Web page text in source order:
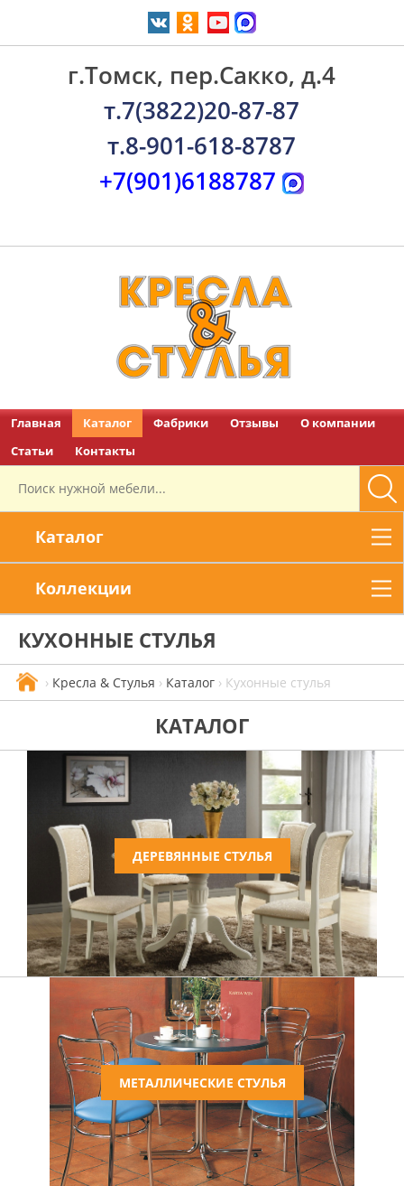
г.Томск, пер.Сакко, д.4
т.7(3822)20-87-87
т.8-901-618-8787
+7(901)6188787
Главная Каталог Фабрики Отзывы
О компании
Статьи
Контакты
Каталог
Коллекции
КУХОННЫЕ СТУЛЬЯ
› Кресла & Стулья › Каталог › Кухонные стулья
КАТАЛОГ
ДЕРЕВЯННЫЕ СТУЛЬЯ
МЕТАЛЛИЧЕСКИЕ СТУЛЬЯ